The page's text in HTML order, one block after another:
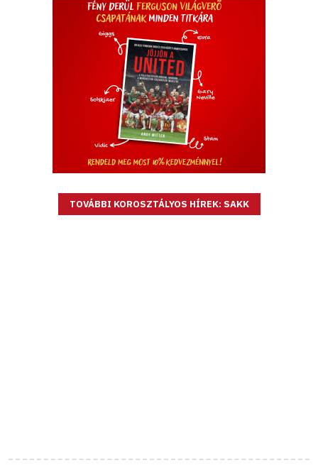
TOVÁBBI KOROSZTÁLYOS HÍREK: SAKK